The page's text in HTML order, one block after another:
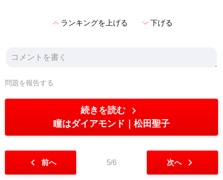
expand_lessランキングを上げる expand_more下げる
問題を報告する
続きを読む chevron_right
瞳はダイアモンド 松田聖子
chevron_left 前へ 5/6 次へ chevron_right